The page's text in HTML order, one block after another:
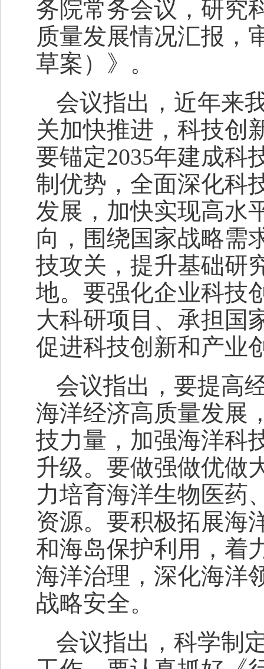
务院常务会议，研究
质量发展情况汇报，
草案）》。
会议指出，近年来
关加快推进，科技创
要锚定2035年建成科
制优势，全面深化科
发展，加快实现高水
向，围绕国家战略需
技攻关，提升基础研
地。要强化企业科技
大科研项目、承担国
促进科技创新和产业
会议指出，要提高
海洋经济高质量发展
技力量，加强海洋科
升级。要做强做优做
力培育海洋生物医药
资源。要积极拓展海
和海岛保护利用，着
海洋治理，深化海洋
战略安全。
会议指出，科学制